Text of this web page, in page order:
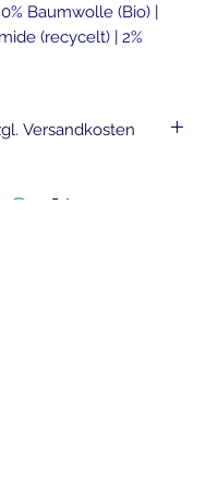
Baumwolle (Bio) |
(recycelt) | 2%
Versandkosten